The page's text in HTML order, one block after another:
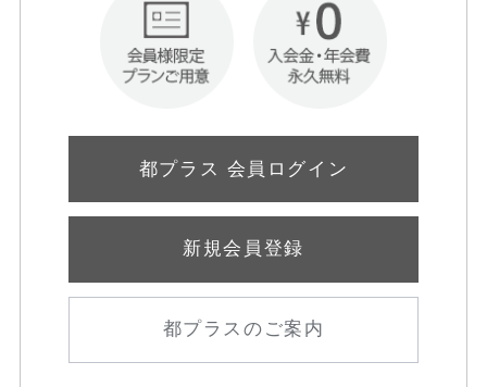
都プラス 会員ログイン
新規会員登録
都プラスのご案内